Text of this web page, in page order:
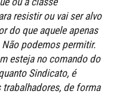
resistir ou vai ser alvo
do que aquele apenas
podemos permitir.
esteja no comando do
Sindicato, é
de forma